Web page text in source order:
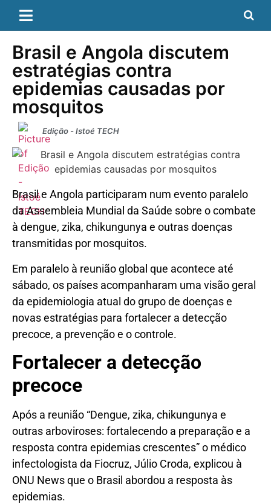
Brasil e Angola discutem
estratégias contra
epidemias causadas por
mosquitos
Edição - Istoé TECH
Brasil e Angola participaram num evento paralelo
da Assembleia Mundial da Saúde sobre o combate
à dengue, zika, chikungunya e outras doenças
transmitidas por mosquitos.
Em paralelo à reunião global que acontece até
sábado, os países acompanharam uma visão geral
da epidemiologia atual do grupo de doenças e
novas estratégias para fortalecer a detecção
precoce, a prevenção e o controle.
Fortalecer a detecção
precoce
Após a reunião “Dengue, zika, chikungunya e
outras arboviroses: fortalecendo a preparação e a
resposta contra epidemias crescentes” o médico
infectologista da Fiocruz, Júlio Croda, explicou à
ONU News que o Brasil abordou a resposta às
epidemias.